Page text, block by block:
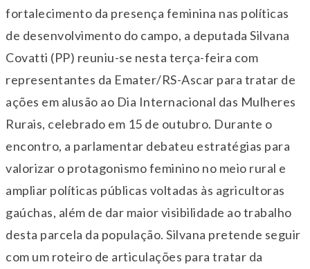
fortalecimento da presença feminina nas políticas
de desenvolvimento do campo, a deputada Silvana
Covatti (PP) reuniu-se nesta terça-feira com
representantes da Emater/RS-Ascar para tratar de
ações em alusão ao Dia Internacional das Mulheres
Rurais, celebrado em 15 de outubro. Durante o
encontro, a parlamentar debateu estratégias para
valorizar o protagonismo feminino no meio rural e
ampliar políticas públicas voltadas às agricultoras
gaúchas, além de dar maior visibilidade ao trabalho
desta parcela da população. Silvana pretende seguir
com um roteiro de articulações para tratar da